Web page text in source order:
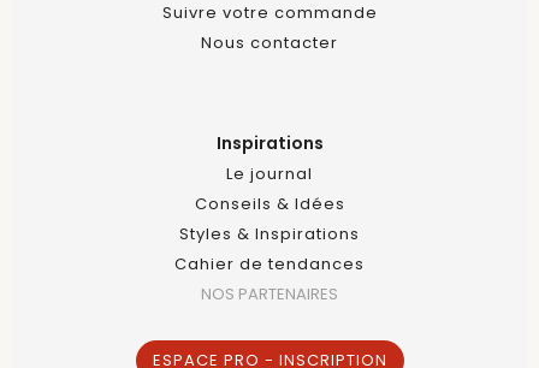
Suivre votre commande
Nous contacter
Inspirations
Le journal
Conseils & Idées
Styles & Inspirations
Cahier de tendances
NOS PARTENAIRES
ESPACE PRO - INSCRIPTION